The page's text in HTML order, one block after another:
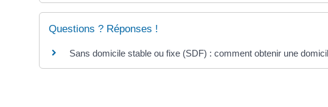
Questions ? Réponses !
Sans domicile stable ou fixe (SDF) : comment obtenir une